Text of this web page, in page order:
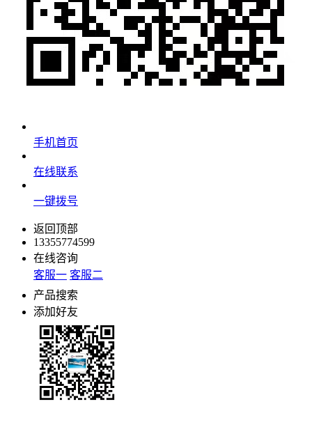
手机首页
在线联系
一键拨号
返回顶部
13355774599
在线咨询
客服一 客服二
产品搜索
添加好友